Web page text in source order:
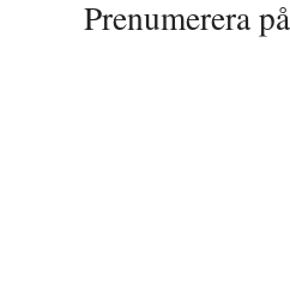
Prenumerera